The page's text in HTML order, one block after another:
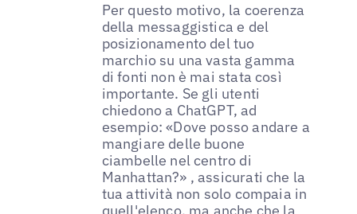
Per questo motivo, la coerenza
della messaggistica e del
posizionamento del tuo
marchio su una vasta gamma
di fonti non è mai stata così
importante. Se gli utenti
chiedono a ChatGPT, ad
esempio: «Dove posso andare a
mangiare delle buone
ciambelle nel centro di
Manhattan?» , assicurati che la
tua attività non solo compaia in